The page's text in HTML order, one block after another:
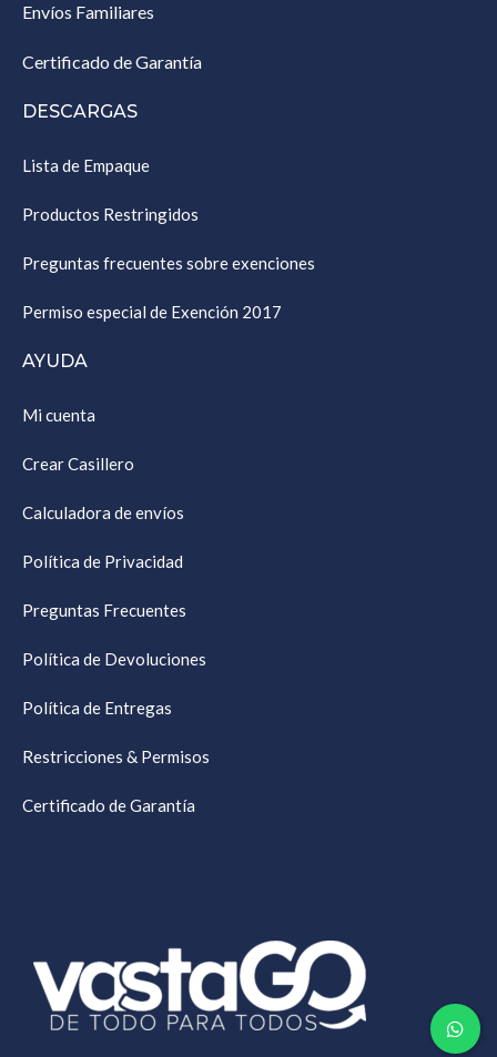
Envíos Familiares
Certificado de Garantía
DESCARGAS
Lista de Empaque
Productos Restringidos
Preguntas frecuentes sobre exenciones
Permiso especial de Exención 2017
AYUDA
Mi cuenta
Crear Casillero
Calculadora de envíos
Política de Privacidad
Preguntas Frecuentes
Política de Devoluciones
Política de Entregas
Restricciones & Permisos
Certificado de Garantía